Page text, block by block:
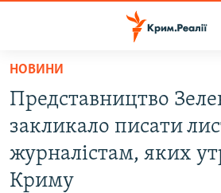
Перейти
основного
матеріалу
до
основної
ВОДА.КРИМ
ВІДЕО ТА ФОТО
ПОЛІТИКА
НОВИНИ
Представництво
закликало писати
журналістам, яких
Криму